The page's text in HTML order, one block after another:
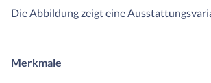
Die Abbildung zeigt eine
Merkmale